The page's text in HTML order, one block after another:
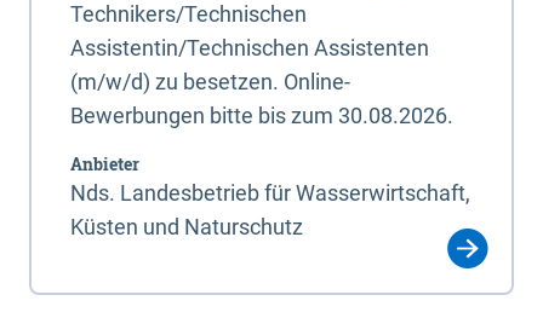
Technikers/Technischen
Assistentin/Technischen Assistenten
(m/w/d) zu besetzen. Online-
Bewerbungen bitte bis zum 30.08.2026.
Anbieter
Nds. Landesbetrieb für Wasserwirtschaft,
Küsten und Naturschutz